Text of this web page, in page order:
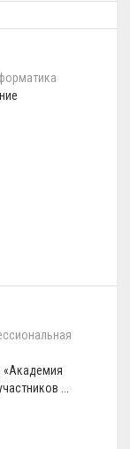
«Академия
...